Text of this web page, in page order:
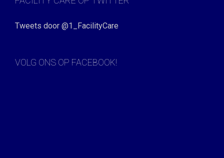
Tweets door @1_FacilityCare
VOLG ONS OP FACEBOOK!